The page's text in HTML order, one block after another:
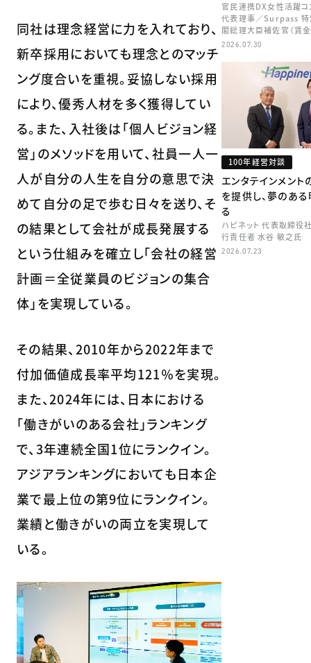
同社は理念経営に力を入れており、
新卒採用においても理念とのマッチ
ング度合いを重視。妥協しない採用
により、優秀人材を多く獲得してい
る。また、入社後は「個人ビジョン経
営」のメソッドを用いて、社員一人一
人が自分の人生を自分の意思で決
めて自分の足で歩む日々を送り、そ
の結果として会社が成長発展する
という仕組みを確立し「会社の経営
計画＝全従業員のビジョンの集合
体」を実現している。
その結果、2010年から2022年まで
付加価値成長率平均121％を実現。
また、2024年には、日本における
「働きがいのある会社」ランキング
で、3年連続全国1位にランクイン。
アジアランキングにおいても日本企
業で最上位の第9位にランクイン。
業績と働きがいの両立を実現して
いる。
官民連携DX女性活躍コ
代表理事／Surpass
閣総理大臣補佐官（賃金
矢田 稚子
2026.07.30
100年経営対談
エンタテインメン
を提供し、夢のあ
る
ハピネット 代表取締役
行責任者 水谷 敏之氏
2026.07.23